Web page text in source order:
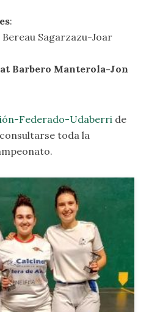
:
Bereau Sagarzazu-Joar
Barbero Manterola-Jon
Federado-Udaberri de
toda la